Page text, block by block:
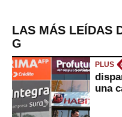
LAS MÁS LEÍDAS
G
PLUS
una